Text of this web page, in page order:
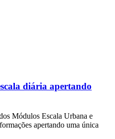
diária apertando
Módulos Escala Urbana e
apertando uma única